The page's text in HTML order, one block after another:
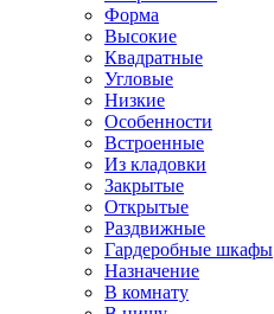
Форма
Высокие
Квадратные
Угловые
Низкие
Особенности
Встроенные
Из кладовки
Закрытые
Открытые
Раздвижные
Гардеробные шкафы
Назначение
В комнату